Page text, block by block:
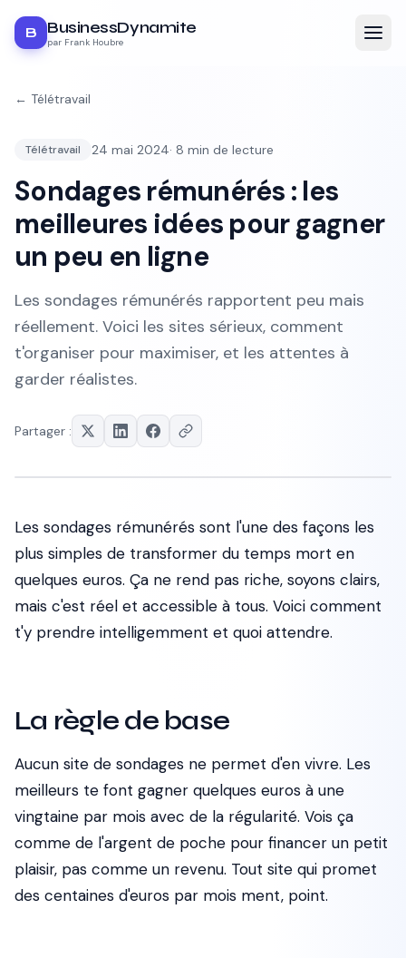
B BusinessDynamite
par Frank Houbre
← Télétravail
Télétravail 24 mai 2024· 8 min de lecture
Sondages rémunérés : les
meilleures idées pour gagner
un peu en ligne
Les sondages rémunérés rapportent peu mais
réellement. Voici les sites sérieux, comment
t'organiser pour maximiser, et les attentes à
garder réalistes.
Partager :
Les sondages rémunérés sont l'une des façons les
plus simples de transformer du temps mort en
quelques euros. Ça ne rend pas riche, soyons clairs,
mais c'est réel et accessible à tous. Voici comment
t'y prendre intelligemment et quoi attendre.
La règle de base
Aucun site de sondages ne permet d'en vivre. Les
meilleurs te font gagner quelques euros à une
vingtaine par mois avec de la régularité. Vois ça
comme de l'argent de poche pour financer un petit
plaisir, pas comme un revenu. Tout site qui promet
des centaines d'euros par mois ment, point.